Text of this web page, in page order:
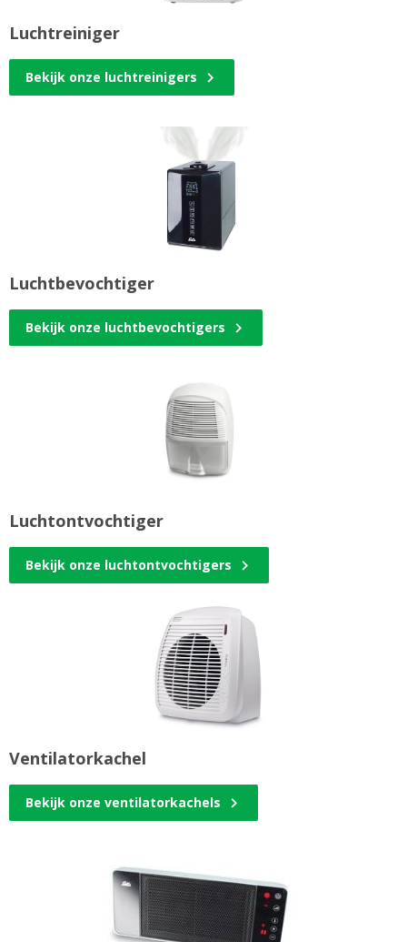
Luchtreiniger
Bekijk onze luchtreinigers
Luchtbevochtiger
Bekijk onze luchtbevochtigers
Luchtontvochtiger
Bekijk onze luchtontvochtigers
Ventilatorkachel
Bekijk onze ventilatorkachels